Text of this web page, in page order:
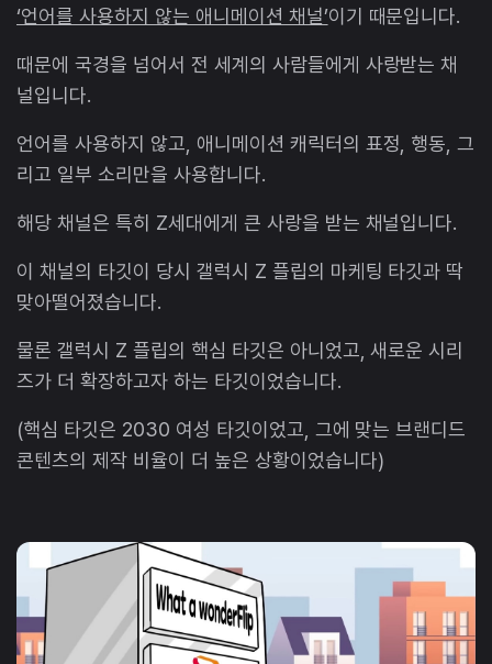
‘언어를 사용하지 않는 애니메이션 채널’이기 때문입니다.
때문에 국경을 넘어서 전 세계의 사람들에게 사랑받는 채
널입니다.
언어를 사용하지 않고, 애니메이션 캐릭터의 표정, 행동, 그
리고 일부 소리만을 사용합니다.
해당 채널은 특히 Z세대에게 큰 사랑을 받는 채널입니다.
이 채널의 타깃이 당시 갤럭시 Z 플립의 마케팅 타깃과 딱
맞아떨어졌습니다.
물론 갤럭시 Z 플립의 핵심 타깃은 아니었고, 새로운 시리
즈가 더 확장하고자 하는 타깃이었습니다.
(핵심 타깃은 2030 여성 타깃이었고, 그에 맞는 브랜디드
콘텐츠의 제작 비율이 더 높은 상황이었습니다)